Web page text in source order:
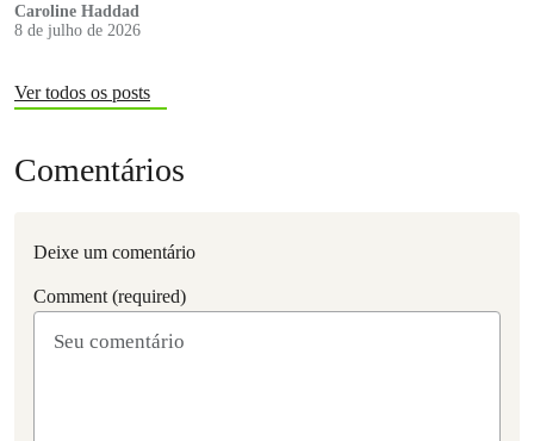
Caroline Haddad
8 de julho de 2026
Ver todos os posts
Comentários
Deixe um comentário
Comment (required)